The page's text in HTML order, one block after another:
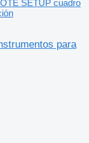
SETUP cuadro
para